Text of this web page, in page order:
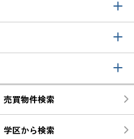
売買物件検索
学区から検索